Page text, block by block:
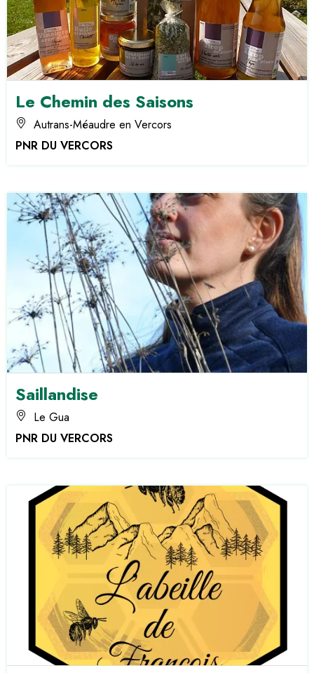
Le Chemin des Saisons
Autrans-Méaudre en Vercors
PNR DU VERCORS
Saillandise
Le Gua
PNR DU VERCORS